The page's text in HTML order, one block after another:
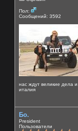
Пол:
Сообщений: 3592
нас ждут великие дела и
италия
Бо.
President
Пользователи